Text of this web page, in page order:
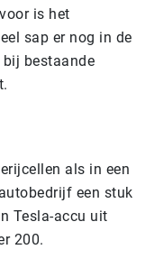
is het
sap er nog in de
bestaande
als in een
een stuk
Tesla-accu uit
200.